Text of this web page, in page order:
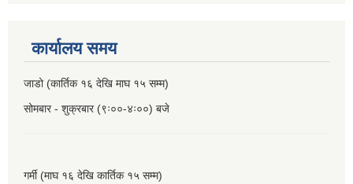
कार्यालय समय
जाडो (कार्तिक १६ देखि माघ १५ सम्म)
सोमबार - शुक्रबार (९ः००-४ः००) बजे
गर्मी (माघ १६ देखि कार्तिक १५ सम्म)